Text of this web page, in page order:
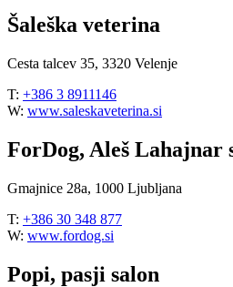
Šaleška veterina
Cesta talcev 35, 3320 Velenje
T: +386 3 8911146
W: www.saleskaveterina.si
ForDog, Aleš Lahajnar
Gmajnice 28a, 1000 Ljubljana
T: +386 30 348 877
W: www.fordog.si
Popi, pasji salon